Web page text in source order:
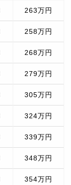
263万円
258万円
268万円
279万円
305万円
324万円
339万円
348万円
354万円